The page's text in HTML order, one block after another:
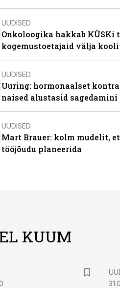
UUDISED
Onkoloogika hakkab
kogemustoetajaid välja
UUDISED
Uuring: hormonaalset
naised alustasid
UUDISED
Mart Brauer: kolm mudelit,
tööjõudu planeerida
KUUM